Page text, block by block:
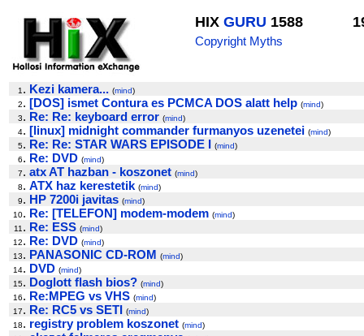
HIX GURU 1588
Copyright Myths
1 . Kezi kamera... (mind)
2. [DOS] ismet Contura es PCMCA DOS alatt help (mind)
3. Re: Re: keyboard error (mind)
4. [linux] midnight commander furmanyos uzenetei (mind)
5. Re: Re: STAR WARS EPISODE I (mind)
6. Re: DVD (mind)
7. atx AT hazban - koszonet (mind)
8. ATX haz kerestetik (mind)
9. HP 7200i javitas (mind)
10. Re: [TELEFON] modem-modem (mind)
11 . Re: ESS (mind)
12. Re: DVD (mind)
13. PANASONIC CD-ROM (mind)
14. DVD (mind)
15. Doglott flash bios? (mind)
16. Re:MPEG vs VHS (mind)
17. Re: RC5 vs SETI (mind)
18. registry problem koszonet (mind)